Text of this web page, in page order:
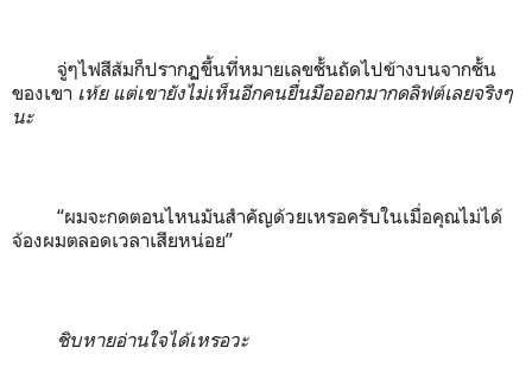
จู่ๆไฟสีส้มก็ปรากฏขึ้นที่หมายเลขชั้นถัดไปข้างบนจากชั้น
ของเขา เห้ย แต่เขายังไม่เห็นอีกคนยื่นมือออกมากดลิฟต์เลยจริงๆ
นะ
“ผมจะกดตอนไหนมันสำคัญด้วยเหรอครับในเมื่อคุณไม่ได้
จ้องผมตลอดเวลาเสียหน่อย”
ชิบหายอ่านใจได้เหรอวะ